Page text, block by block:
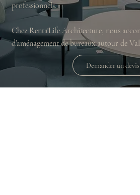
professionnels.
Chez Renta'Life Architecture, nous
d’aménagement de bureaux autour de
Demander un devis